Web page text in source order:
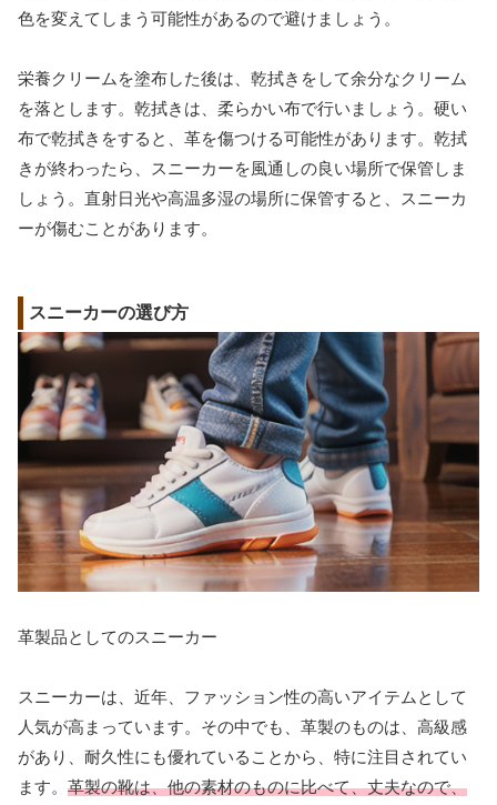
色を変えてしまう可能性があるので避けましょう。
栄養クリームを塗布した後は、乾拭きをして余分なクリーム
を落とします。乾拭きは、柔らかい布で行いましょう。硬い
布で乾拭きをすると、革を傷つける可能性があります。乾拭
きが終わったら、スニーカーを風通しの良い場所で保管しま
しょう。直射日光や高温多湿の場所に保管すると、スニーカ
ーが傷むことがあります。
スニーカーの選び方
革製品としてのスニーカー
スニーカーは、近年、ファッション性の高いアイテムとして
人気が高まっています。その中でも、革製のものは、高級感
があり、耐久性にも優れていることから、特に注目されてい
ます。 革製の靴は、他の素材のものに比べて、丈夫なので、